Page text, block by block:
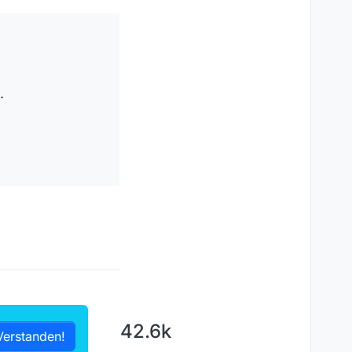
dem Master-
42.6k